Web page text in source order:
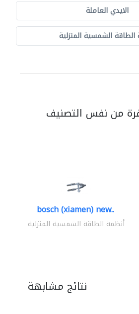
الايدي العاملة
الطاقة الشمسية المنزلية
من نفس التصنيف
bosch (xiamen) new..
أنظمة الطاقة الشمسية المنزلية
نتائج مشابهة